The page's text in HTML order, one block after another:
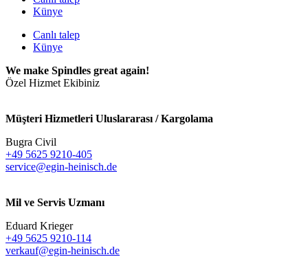
Künye
Canlı talep
Künye
We make Spindles great again!
Özel Hizmet Ekibiniz
Müşteri Hizmetleri Uluslararası / Kargolama
Bugra Civil
+49 5625 9210-405
service@egin-heinisch.de
Mil ve Servis Uzmanı
Eduard Krieger
+49 5625 9210-114
verkauf@egin-heinisch.de